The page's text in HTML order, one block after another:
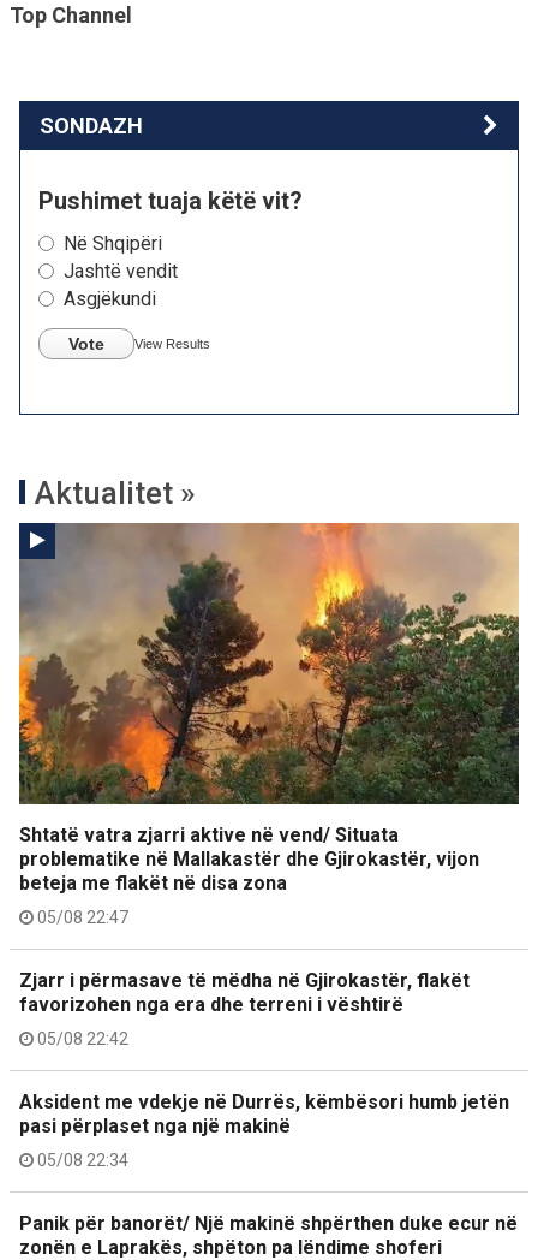
Top Channel
SONDAZH
Pushimet tuaja këtë vit?
Në Shqipëri
Jashtë vendit
Asgjëkundi
Vote View Results
Aktualitet »
Shtatë vatra zjarri aktive në vend/ Situata
problematike në Mallakastër dhe Gjirokastër, vijon
beteja me flakët në disa zona
05/08 22:47
Zjarr i përmasave të mëdha në Gjirokastër, flakët
favorizohen nga era dhe terreni i vështirë
05/08 22:42
Aksident me vdekje në Durrës, këmbësori humb jetën
pasi përplaset nga një makinë
05/08 22:34
Panik për banorët/ Një makinë shpërthen duke ecur në
zonën e Laprakës, shpëton pa lëndime shoferi